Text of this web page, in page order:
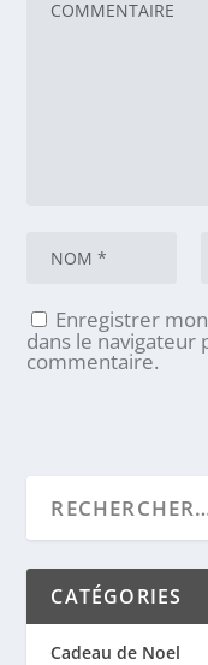
Enregistrer
dans le navigateur
commentaire.
CATÉGORIES
Cadeau de Noel